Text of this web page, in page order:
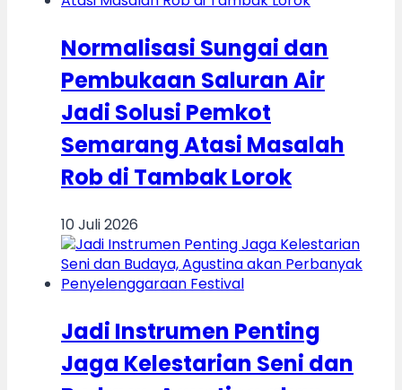
Normalisasi Sungai dan
Pembukaan Saluran Air
Jadi Solusi Pemkot
Semarang Atasi Masalah
Rob di Tambak Lorok
10 Juli 2026
Jadi Instrumen Penting
Jaga Kelestarian Seni dan